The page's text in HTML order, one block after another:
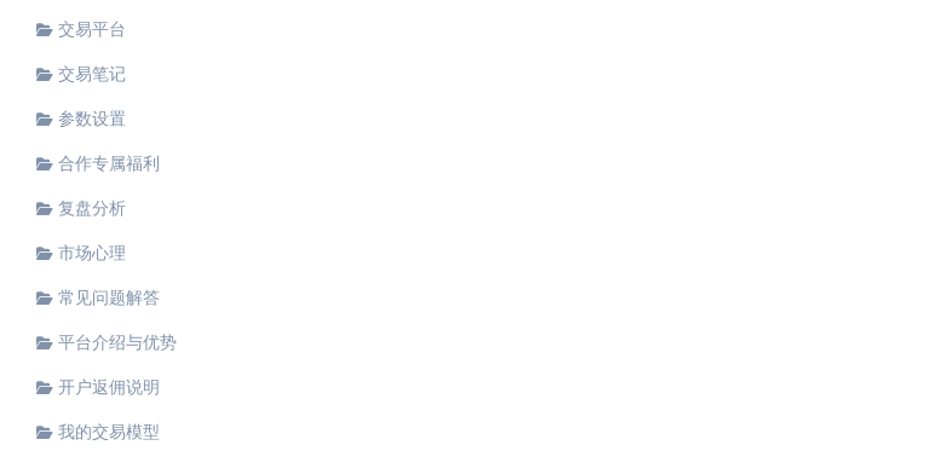
交易平台
交易笔记
参数设置
合作专属福利
复盘分析
市场心理
常见问题解答
平台介绍与优势
开户返佣说明
我的交易模型